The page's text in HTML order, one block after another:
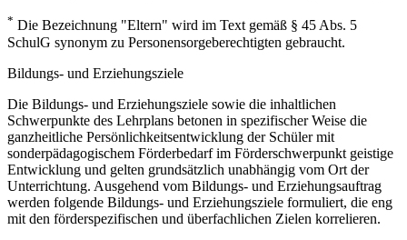
* Die Bezeichnung "Eltern" wird im Text gemäß § 45 Abs. 5
SchulG synonym zu Personensorgeberechtigten gebraucht.
Bildungs- und Erziehungsziele
Die Bildungs- und Erziehungsziele sowie die inhaltlichen
Schwerpunkte des Lehrplans betonen in spezifischer Weise die
ganzheitliche Persönlichkeitsentwicklung der Schüler mit
sonderpädagogischem Förderbedarf im Förderschwerpunkt geistige
Entwicklung und gelten grundsätzlich unabhängig vom Ort der
Unterrichtung. Ausgehend vom Bildungs- und Erziehungsauftrag
werden folgende Bildungs- und Erziehungsziele formuliert, die eng
mit den förderspezifischen und überfachlichen Zielen korrelieren.